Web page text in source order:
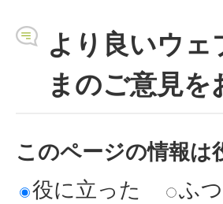
より良いウ
まのご意見
このページの情報は
役に立った
ふ